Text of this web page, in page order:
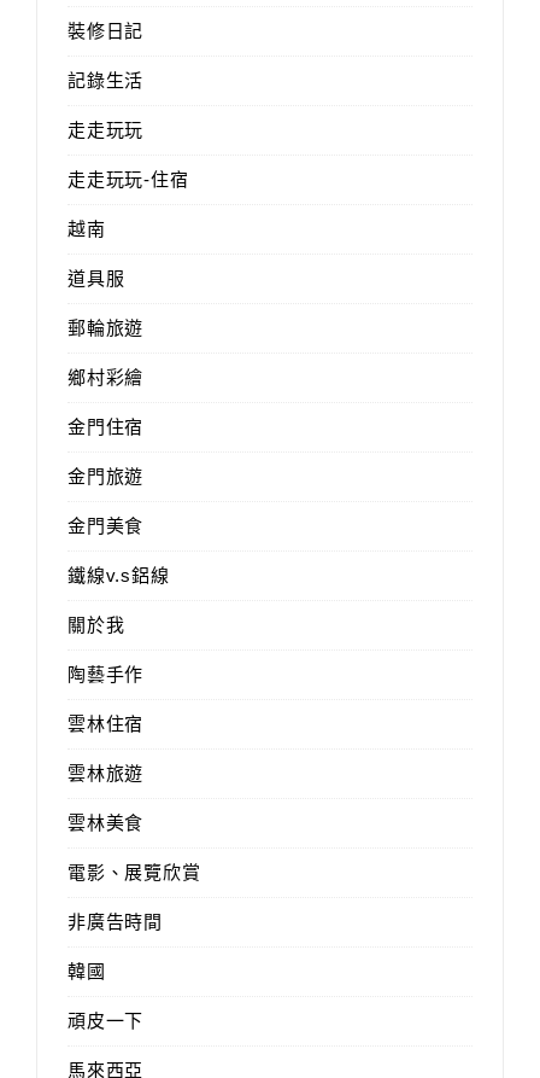
裝修日記
記錄生活
走走玩玩
走走玩玩-住宿
越南
道具服
郵輪旅遊
鄉村彩繪
金門住宿
金門旅遊
金門美食
鐵線v.s鋁線
關於我
陶藝手作
雲林住宿
雲林旅遊
雲林美食
電影、展覽欣賞
非廣告時間
韓國
頑皮一下
馬來西亞